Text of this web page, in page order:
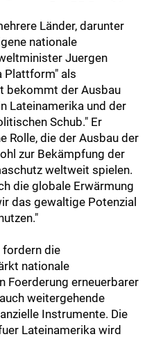
Länder, darunter
nationale
Juergen
Plattform" als
bekommt der Ausbau
Lateinamerika und der
Schub." Er
Rolle, die der Ausbau der
zur Bekämpfung der
weltweit spielen.
die globale Erwärmung
das gewaltige Potenzial
fordern die
nationale
Foerderung erneuerbarer
weitergehende
Instrumente. Die
Lateinamerika wird